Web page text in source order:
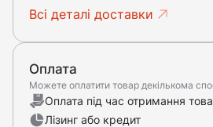
Всі деталі доставки
Оплата
Можете оплатити товар декількома
Оплата під час отримання
Лізинг або кредит